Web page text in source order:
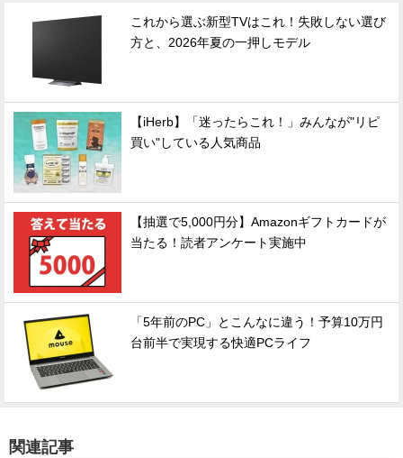
これから選ぶ新型TVはこれ！失敗しない選び
方と、2026年夏の一押しモデル
【iHerb】「迷ったらこれ！」みんなが"リピ
買い"している人気商品
【抽選で5,000円分】Amazonギフトカードが
当たる！読者アンケート実施中
「5年前のPC」とこんなに違う！予算10万円
台前半で実現する快適PCライフ
関連記事